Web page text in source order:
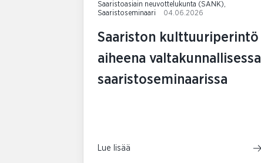
Saaristoasiain neuvottelukunta (SANK),
Saaristoseminaari
04.06.2026
Saariston kulttuuriperintö
aiheena valtakunnallisessa
saaristoseminaarissa
Lue lisää